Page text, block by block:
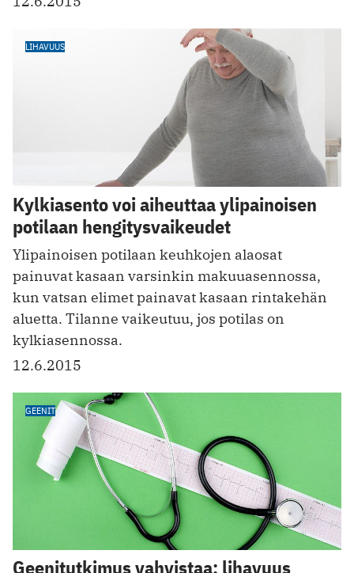
LIHAVUUS
Kylkiasento voi aiheuttaa ylipainoisen
potilaan hengitysvaikeudet
Ylipainoisen potilaan keuhkojen alaosat
painuvat kasaan varsinkin makuuasennossa,
kun vatsan elimet painavat kasaan rintakehän
aluetta. Tilanne vaikeutuu, jos potilas on
kylkiasennossa.
12.6.2015
GEENIT
Geenitutkimus vahvistaa: lihavuus